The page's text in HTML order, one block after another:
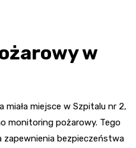
w
miejsce w Szpitalu nr 2,
monitoring pożarowy. Tego
zapewnienia bezpieczeństwa